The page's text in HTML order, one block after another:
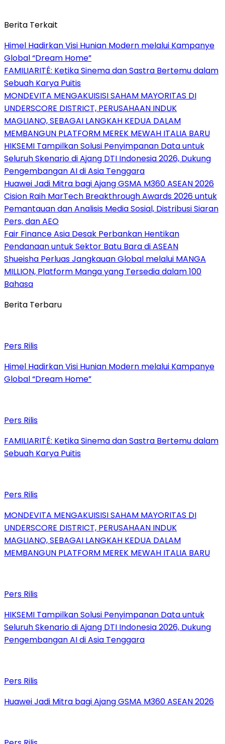
Berita Terkait
Himel Hadirkan Visi Hunian Modern melalui Kampanye
Global “Dream Home”
FAMILIARITÉ: Ketika Sinema dan Sastra Bertemu dalam
Sebuah Karya Puitis
MONDEVITA MENGAKUISISI SAHAM MAYORITAS DI
UNDERSCORE DISTRICT, PERUSAHAAN INDUK
MAGLIANO, SEBAGAI LANGKAH KEDUA DALAM
MEMBANGUN PLATFORM MEREK MEWAH ITALIA BARU
HIKSEMI Tampilkan Solusi Penyimpanan Data untuk
Seluruh Skenario di Ajang DTI Indonesia 2026, Dukung
Pengembangan AI di Asia Tenggara
Huawei Jadi Mitra bagi Ajang GSMA M360 ASEAN 2026
Cision Raih MarTech Breakthrough Awards 2026 untuk
Pemantauan dan Analisis Media Sosial, Distribusi Siaran
Pers, dan AEO
Fair Finance Asia Desak Perbankan Hentikan
Pendanaan untuk Sektor Batu Bara di ASEAN
Shueisha Perluas Jangkauan Global melalui MANGA
MILLION, Platform Manga yang Tersedia dalam 100
Bahasa
Berita Terbaru
Pers Rilis
Himel Hadirkan Visi Hunian Modern melalui Kampanye
Global “Dream Home”
Pers Rilis
FAMILIARITÉ: Ketika Sinema dan Sastra Bertemu dalam
Sebuah Karya Puitis
Pers Rilis
MONDEVITA MENGAKUISISI SAHAM MAYORITAS DI
UNDERSCORE DISTRICT, PERUSAHAAN INDUK
MAGLIANO, SEBAGAI LANGKAH KEDUA DALAM
MEMBANGUN PLATFORM MEREK MEWAH ITALIA BARU
Pers Rilis
HIKSEMI Tampilkan Solusi Penyimpanan Data untuk
Seluruh Skenario di Ajang DTI Indonesia 2026, Dukung
Pengembangan AI di Asia Tenggara
Pers Rilis
Huawei Jadi Mitra bagi Ajang GSMA M360 ASEAN 2026